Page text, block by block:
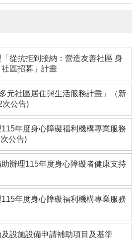
從抗拒到接納：營造友善社區 身
區招募」計畫
元社區居住與生活服務計畫」（新
次公告)
年度身心障礙福利機構專業服務
公告)
助辦理115年度身心障礙者健康支持
年度身心障礙福利機構專業服務
設施設備申請補助項目及基準